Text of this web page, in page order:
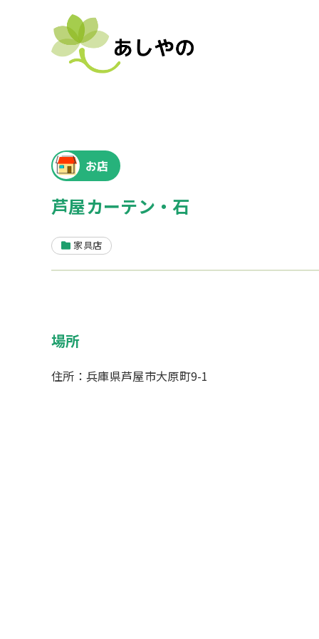
お店
芦屋カーテン・石
家具店
場所
住所：兵庫県芦屋市大原町9-1